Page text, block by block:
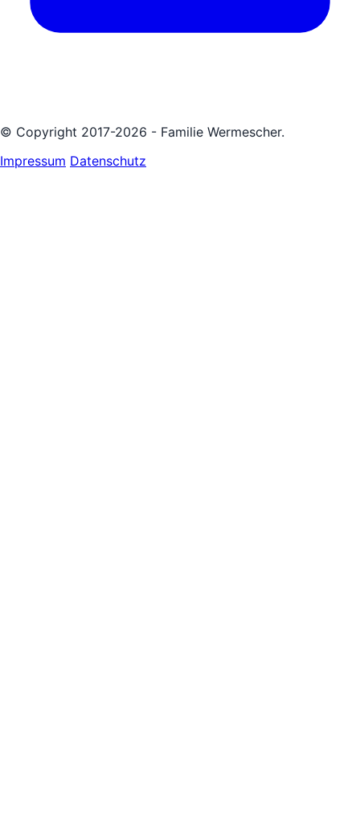
© Copyright 2017-2026 - Familie Wermescher.
Impressum Datenschutz